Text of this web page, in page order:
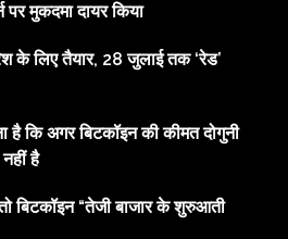
पर मुकदमा दायर किया
के लिए तैयार, 28 जुलाई तक ‘रेड’
है कि अगर बिटकॉइन की कीमत दोगुनी
है
बिटकॉइन “तेजी बाजार के शुरुआती